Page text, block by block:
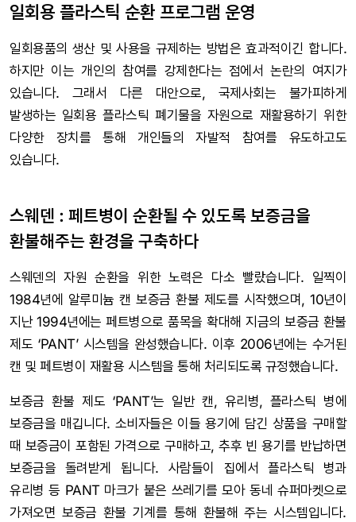
일회용 플라스틱 순환 프로그램 운영
일회용품의 생산 및 사용을 규제하는 방법은 효과적이긴 합니다.
하지만 이는 개인의 참여를 강제한다는 점에서 논란의 여지가
있습니다. 그래서 다른 대안으로, 국제사회는 불가피하게
발생하는 일회용 플라스틱 폐기물을 자원으로 재활용하기 위한
다양한 장치를 통해 개인들의 자발적 참여를 유도하고도
있습니다.
스웨덴 : 페트병이 순환될 수 있도록 보증금을
환불해주는 환경을 구축하다
스웨덴의 자원 순환을 위한 노력은 다소 빨랐습니다. 일찍이
1984년에 알루미늄 캔 보증금 환불 제도를 시작했으며, 10년이
지난 1994년에는 페트병으로 품목을 확대해 지금의 보증금 환불
제도 ‘PANT’ 시스템을 완성했습니다. 이후 2006년에는 수거된
캔 및 페트병이 재활용 시스템을 통해 처리되도록 규정했습니다.
보증금 환불 제도 ‘PANT’는 일반 캔, 유리병, 플라스틱 병에
보증금을 매깁니다. 소비자들은 이들 용기에 담긴 상품을 구매할
때 보증금이 포함된 가격으로 구매하고, 추후 빈 용기를 반납하면
보증금을 돌려받게 됩니다. 사람들이 집에서 플라스틱 병과
유리병 등 PANT 마크가 붙은 쓰레기를 모아 동네 슈퍼마켓으로
가져오면 보증금 환불 기계를 통해 환불해 주는 시스템입니다.